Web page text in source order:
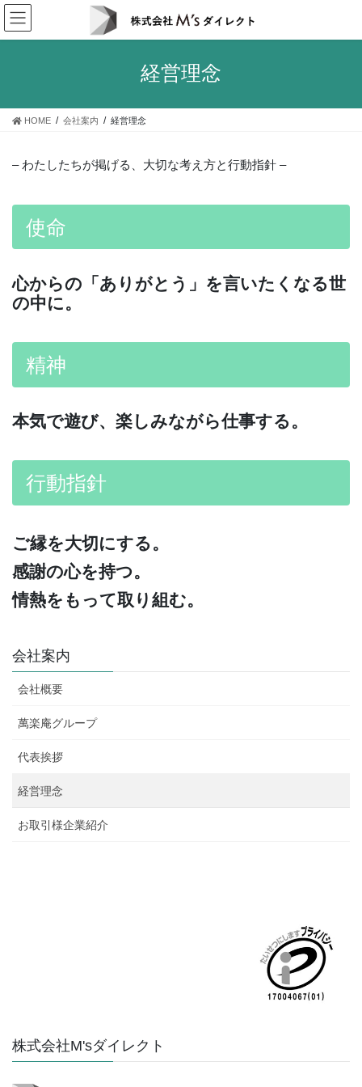
コ
ン
テ
ス
ナ
ビ
ゲ
ン
経営理念
HOME 会社案内 経営理念
– わたしたちが掲げる、大切な考え方と行動指針 –
使命
心からの「ありがとう」を言いたくなる世
の中に。
精神
本気で遊び、楽しみながら仕事する。
行動指針
ご縁を大切にする。
感謝の心を持つ。
情熱をもって取り組む。
会社案内
会社概要
萬楽庵グループ
代表挨拶
経営理念
お取引様企業紹介
株式会社M'sダイレクト